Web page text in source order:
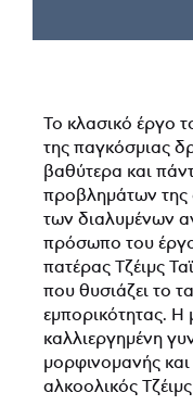
Το κλασικό έργο
της παγκόσμιας
βαθύτερα και
προβλημάτων της
των διαλυμένων
πρόσωπο του
πατέρας Τζέιμς
που θυσιάζει το
εμπορικότητας. Η
καλλιεργημένη
μορφινομανής
αλκοολικός